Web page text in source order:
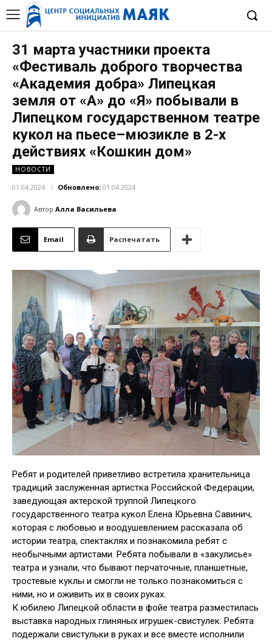
31 марта участники проекта
«Фестиваль доброго творчества
«Академия добра» Липецкая
земля от «А» до «Я» побывали в
Липецком государственном театре
кукол на пьесе–мюзикле в 2-х
действиях «Кошкин дом»
НОВОСТИ
01.04.2024 Обновлено: 01.04.2024
Автор Алла Васильева
Email Распечатать
Ребят и родителей приветливо встретила хранительница
традиций заслуженная артистка Российской Федерации,
заведующая актерской труппой Липецкого
государственного театра кукол Елена Юрьевна Савинич,
которая с любовью и воодушевлением рассказала об
истории театра, спектаклях и познакомила ребят с
необычными артистами. Ребята побывали в «закулисье»
театра и узнали, что бывают перчаточные, планшетные,
тростевые куклы и смогли не только познакомиться с
ними, но и оживить их в своих руках.
К юбилею Липецкой области в фойе театра разместилась
выставка народных глиняных игрушек-свистулек. Ребята
подержали свистульки в руках и все вместе исполнили